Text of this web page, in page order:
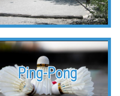
Ping-Pong